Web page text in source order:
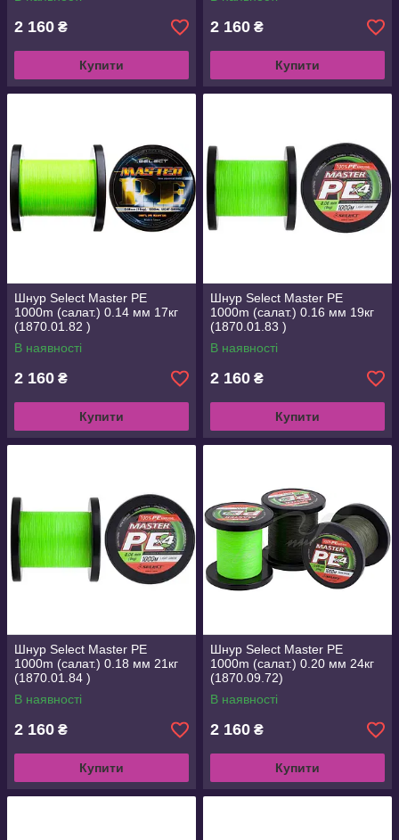
2 160 ₴
Купити
2 160 ₴
Купити
Шнур Select Master PE
1000m (салат.) 0.14 мм 17кг
(1870.01.82 )
В наявності
2 160 ₴
Купити
Шнур Select Master PE
1000m (салат.) 0.16 мм 19кг
(1870.01.83 )
В наявності
2 160 ₴
Купити
Шнур Select Master PE
1000m (салат.) 0.18 мм 21кг
(1870.01.84 )
В наявності
2 160 ₴
Купити
Шнур Select Master PE
1000m (салат.) 0.20 мм 24кг
(1870.09.72)
В наявності
2 160 ₴
Купити